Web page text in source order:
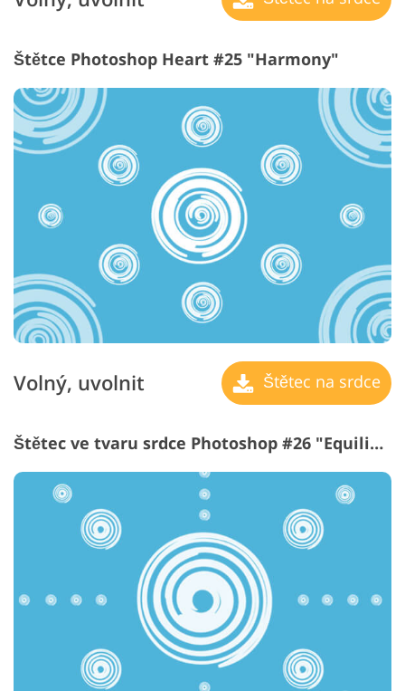
Štětce Photoshop Heart #25 "Harmony"
Volný, uvolnit Štětec na srdce
Štětec ve tvaru srdce Photoshop #26 "Equilibrium"